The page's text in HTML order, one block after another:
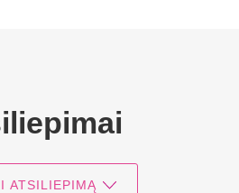
ATSILIEPIMĄ